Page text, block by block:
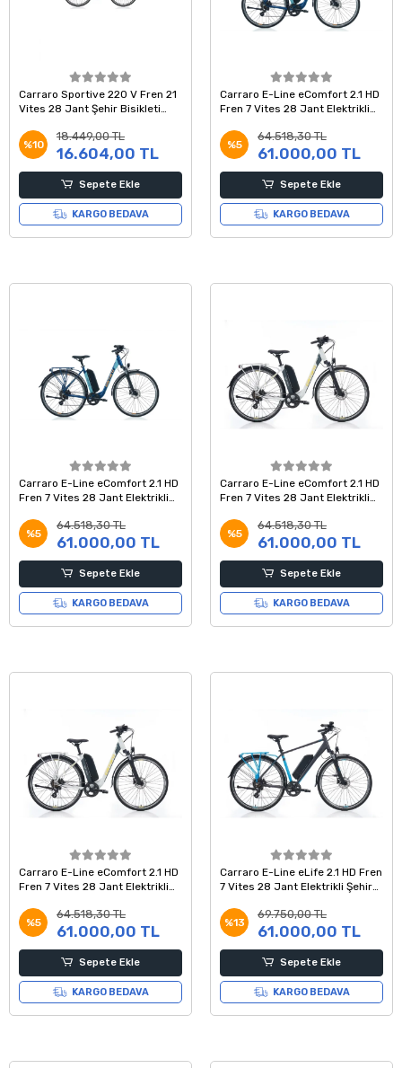
Carraro Sportive 220 V Fren 21
Vites 28 Jant Şehir Bisikleti
%10
18.449,00 TL
16.604,00 TL
Sepete Ekle
KARGO BEDAVA
Carraro E-Line eComfort 2.1 HD
Fren 7 Vites 28 Jant Elektrikli
Kadro
%5
64.518,30 TL
61.000,00 TL
Sepete Ekle
KARGO BEDAVA
Carraro E-Line eComfort 2.1 HD
Fren 7 Vites 28 Jant Elektrikli
Kadro
%5
64.518,30 TL
61.000,00 TL
Sepete Ekle
KARGO BEDAVA
Carraro E-Line eComfort 2.1 HD
Fren 7 Vites 28 Jant Elektrikli
Kadro
%5
64.518,30 TL
61.000,00 TL
Sepete Ekle
KARGO BEDAVA
Carraro E-Line eComfort 2.1 HD
Fren 7 Vites 28 Jant Elektrikli
Kadro
%5
64.518,30 TL
61.000,00 TL
Sepete Ekle
KARGO BEDAVA
Carraro E-Line eLife 2.1 HD Fren
7 Vites 28 Jant Elektrikli Şehir
Kadro
%13
69.750,00 TL
61.000,00 TL
Sepete Ekle
KARGO BEDAVA